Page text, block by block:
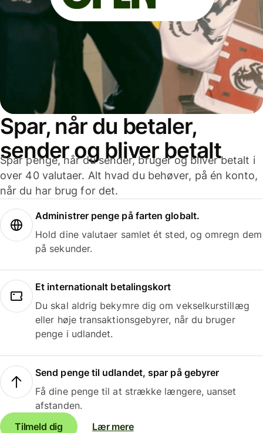
Spar, når du betaler,
sender og bliver betalt
Spar penge, når du sender, bruger og bliver betalt i
over 40 valutaer. Alt hvad du behøver, på én konto,
når du har brug for det.
Administrer penge på farten globalt.
Hold dine valutaer samlet ét sted, og omregn dem
på sekunder.
Et internationalt betalingskort
Du skal aldrig bekymre dig om vekselkurstillæg
eller høje transaktionsgebyrer, når du bruger
penge i udlandet.
Send penge til udlandet, spar på gebyrer
Få dine penge til at strække længere, uanset
afstanden.
Tilmeld dig
Lær mere